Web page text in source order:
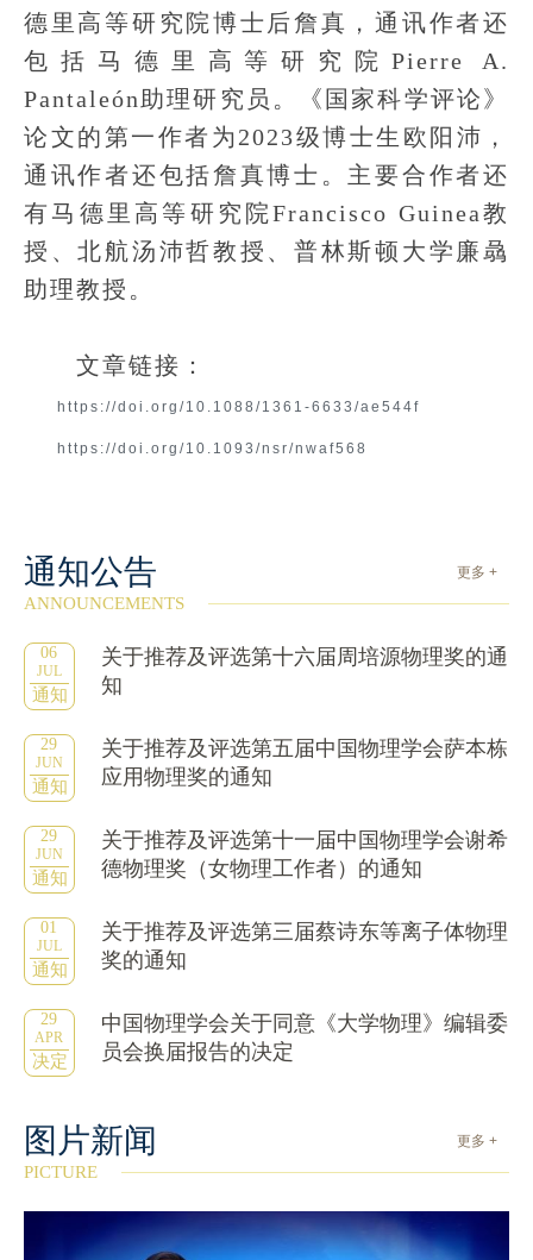
德里高等研究院博士后詹真，通讯作者还
包括马德里高等研究院Pierre A.
Pantaleón助理研究员。《国家科学评论》
论文的第一作者为2023级博士生欧阳沛，
通讯作者还包括詹真博士。主要合作者还
有马德里高等研究院Francisco Guinea教
授、北航汤沛哲教授、普林斯顿大学廉骉
助理教授。
文章链接：
https://doi.org/10.1088/1361-6633/ae544f
https://doi.org/10.1093/nsr/nwaf568
通知公告 更多 +
ANNOUNCEMENTS
06
JUL
通知
关于推荐及评选第十六届周培源物理奖的通
知
29
JUN
通知
关于推荐及评选第五届中国物理学会萨本栋
应用物理奖的通知
29
JUN
通知
关于推荐及评选第十一届中国物理学会谢希
德物理奖（女物理工作者）的通知
01
JUL
通知
关于推荐及评选第三届蔡诗东等离子体物理
奖的通知
29
APR
决定
中国物理学会关于同意《大学物理》编辑委
员会换届报告的决定
更多 +
图片新闻
PICTURE